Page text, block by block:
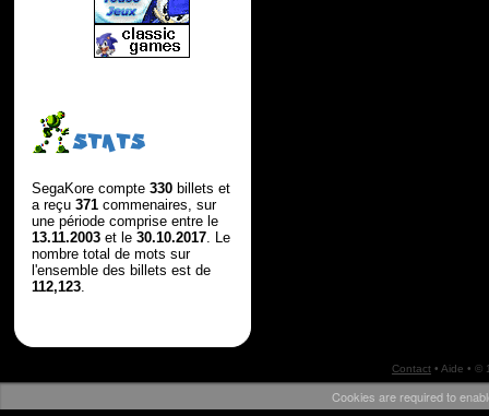
STATS
SegaKore compte 330billets et
a reçu 371commenaires, sur
une période comprise entre le
13.11.2003et le 30.10.2017. Le
nombre total de mots sur
l'ensemble des billets est de
112,123.
Contact• Aide • ©
Cookies are required to